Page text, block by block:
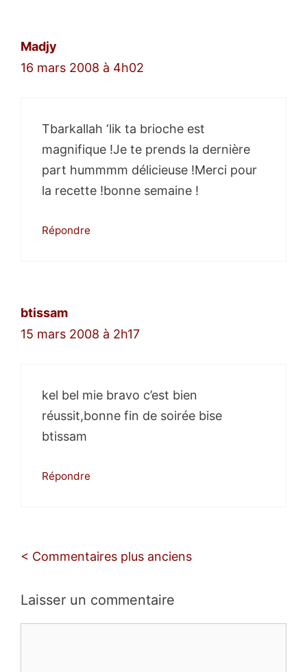
Madjy
16 mars 2008 à 4h02
Tbarkallah ‘lik ta brioche est
magnifique !Je te prends la dernière
part hummmm délicieuse !Merci pour
la recette !bonne semaine !
Répondre
btissam
15 mars 2008 à 2h17
kel bel mie bravo c’est bien
réussit,bonne fin de soirée bise
btissam
Répondre
Navigation
commentaires
< Commentaires plus anciens
Laisser un commentaire